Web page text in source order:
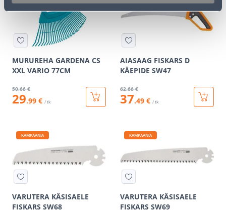
MURUREHA GARDENA CS
XXL VARIO 77CM
50.66 €
29.99 € / tk
AIASAAG FISKARS D
KÄEPIDE SW47
62.66 €
37.49 € / tk
KAMPAANIA
VARUTERA KÄSISAELE
FISKARS SW68
KAMPAANIA
VARUTERA KÄSISAELE
FISKARS SW69